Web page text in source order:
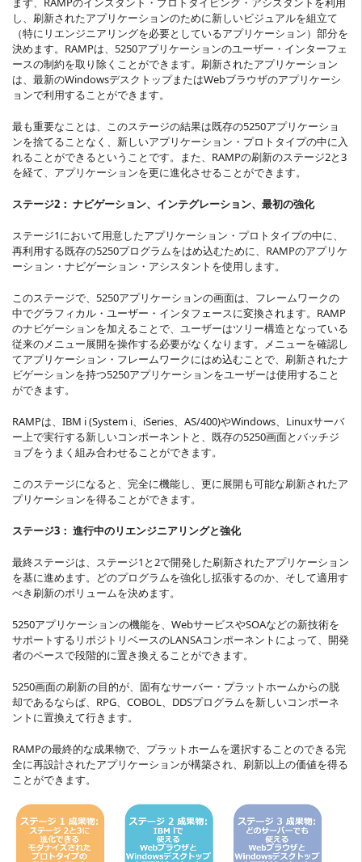
し、刷新されたアプリケーションのために新しいビジュアルを組立て
（特にリエンジニアリングを必要としているアプリケーション）部分を
決めます。RAMPは、5250アプリケーションのユーザー・インターフェ
ースの制約を取り除くことができます。刷新されたアプリケーション
は、最新のWindowsデスクトップまたはWebブラウザのアプリケーシ
ョンで利用することができます。
最も重要なことは、このステージの結果は既存の5250アプリケーショ
ンを捨てることなく、新しいアプリケーション・プロトタイプの中に入
れることができるということです。また、RAMPの刷新のステージ2と3
を経て、アプリケーションを更に進化させることができます。
ステージ2： ナビゲーション、インテグレーション、最初の強化
ステージ1において用意したアプリケーション・プロトタイプの中に、
再利用する既存の5250プログラムをはめ込むために、RAMPのアプリケ
ーション・ナビゲーション・アシスタントを使用します。
このステージで、5250アプリケーションの画面は、フレームワークの
中でグラフィカル・ユーザー・インタフェースに変換されます。RAMP
のナビゲーションを加えることで、ユーザーはツリー構造となっている
従来のメニュー展開を操作する必要がなくなります。メニューを確認し
てアプリケーション・フレームワークにはめ込むことで、刷新されたナ
ビゲーションを持つ5250アプリケーションをユーザーは使用すること
ができます。
RAMPは、IBM i (System i、iSeries、AS/400)やWindows、Linuxサーバ
ー上で実行する新しいコンポーネントと、既存の5250画面とバッチジ
ョブをうまく組み合わせることができます。
このステージになると、完全に機能し、更に展開も可能な刷新されたア
プリケーションを得ることができます。
ステージ3： 進行中のリエンジニアリングと強化
最終ステージは、ステージ1と2で開発した刷新されたアプリケーション
を基に進めます。どのプログラムを強化し拡張するのか、そして適用す
べき刷新のボリュームを決めます。
5250アプリケーションの機能を、WebサービスやSOAなどの新技術を
サポートするリポジトリベースのLANSAコンポーネントによって、開発
者のペースで段階的に置き換えることができます。
5250画面の刷新の目的が、固有なサーバー・プラットホームからの脱
却であるならば、RPG、COBOL、DDSプログラムを新しいコンポーネ
ントに置換えて行きます。
RAMPの最終的な成果物で、プラットホームを選択することのできる完
全に再設計されたアプリケーションが構築され、刷新以上の価値を得る
ことができます。